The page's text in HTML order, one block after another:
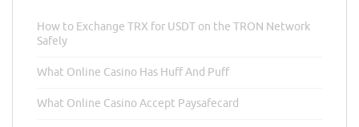
How to Exchange TRX for USDT on the TRON Network
Safely
What Online Casino Has Huff And Puff
What Online Casino Accept Paysafecard